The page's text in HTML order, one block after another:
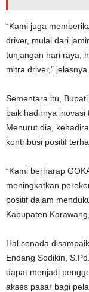
“Kami juga
driver, mulai dari
tunjangan hari raya,
mitra driver,” jelasnya.
Sementara itu,
baik hadirnya inovasi
Menurut dia,
kontribusi positif
“Kami berharap
meningkatkan
positif dalam
Kabupaten
Hal senada
Endang Sodikin,
dapat menjadi
akses pasar bagi